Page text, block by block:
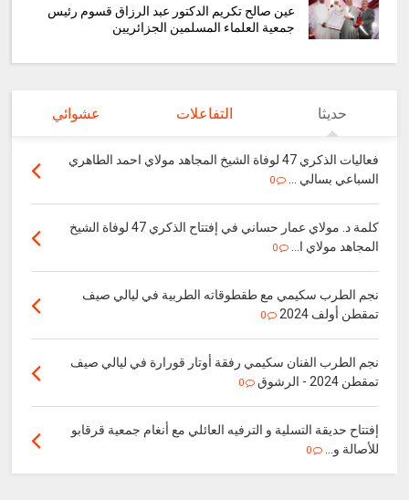
عين صالح تكريم الدكتور عبد الرزاق قسوم رئيس
جمعية العلماء المسلمين الجزائريين
حديثا التفاعلات عشوائي
فعاليات الذكري 47 لوفاة الشيخ المجاهد مولاي احمد الطاهري
السباعي بسالي ...
0
كلمة د. مولاي عمار حساني في إفتتاح الذكري 47 لوفاة الشيخ
المجاهد مولاي ا...
0
نجم الطرب سكيمي مع طقطوقاته الطربية في ليالي صيف
تمقطن أولف 2024
0
نجم الطرب الفنان سكيمي رفقة أوتار قورارة في ليالي صيف
تمقطن 2024 - الرشوق
0
إفتتاح حديقة التسلية و الترفيه العائلي مع أنغام جمعية قرقابو
للأصالة و...
0